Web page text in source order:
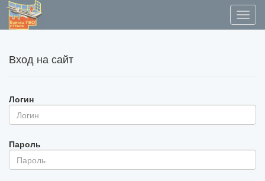
Вход на сайт
Логин
Пароль